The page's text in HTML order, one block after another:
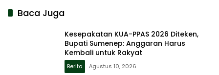
Baca Juga
Kesepakatan KUA-PPAS 2026 Diteken,
Bupati Sumenep: Anggaran Harus
Kembali untuk Rakyat
Berita Agustus 10, 2026